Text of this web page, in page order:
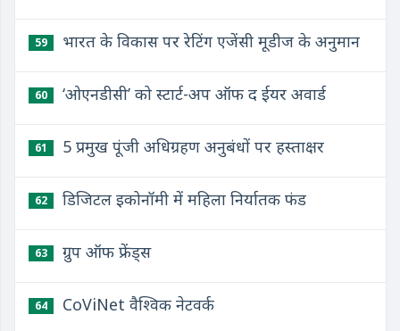
59 भारत के विकास पर रेटिंग एजेंसी मूडीज के अनुमान
60 ‘ओएनडीसी’ को स्टार्ट-अप ऑफ द ईयर अवार्ड
61 5 प्रमुख पूंजी अधिग्रहण अनुबंधों पर हस्ताक्षर
62 डिजिटल इकोनॉमी में महिला निर्यातक फंड
63 ग्रुप ऑफ फ्रेंड्स
64 CoViNet वैश्विक नेटवर्क